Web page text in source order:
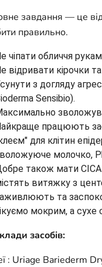
завдання — це
правильно.
чіпати обличчя
відривати кірочки
з догляду
Sensibio).
працюють
для клітин
молочко,
також мати
витяжку з
та
мокрим, а
засобів:
: Uriage Bariederm